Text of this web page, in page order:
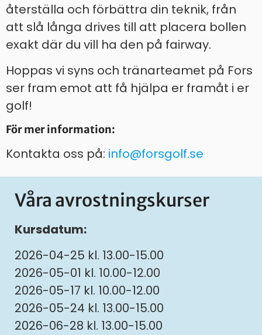
återställa och förbättra din teknik, från
att slå långa drives till att placera bollen
exakt där du vill ha den på fairway.
Hoppas vi syns och tränarteamet på Fors
ser fram emot att få hjälpa er framåt i er
golf!
För mer information:
Kontakta oss på: info@forsgolf.se
Våra avrostningskurser
Kursdatum:
2026-04-25 kl. 13.00-15.00
2026-05-01 kl. 10.00-12.00
2026-05-17 kl. 10.00-12.00
2026-05-24 kl. 13.00-15.00
2026-06-28 kl. 13.00-15.00